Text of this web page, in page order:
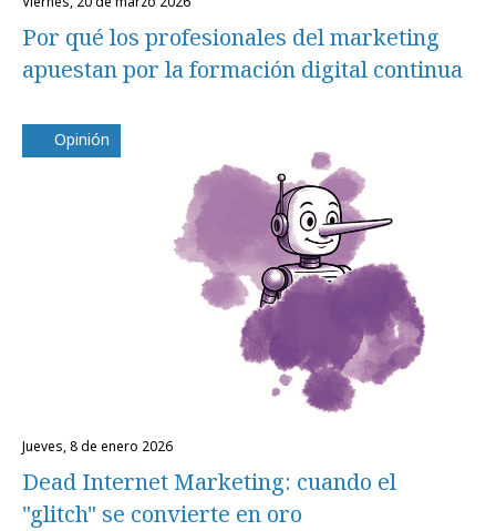
Por qué los profesionales del marketing
apuestan por la formación digital continua
Opinión
jueves, 8 de enero 2026
Dead Internet Marketing: cuando el
"glitch" se convierte en oro